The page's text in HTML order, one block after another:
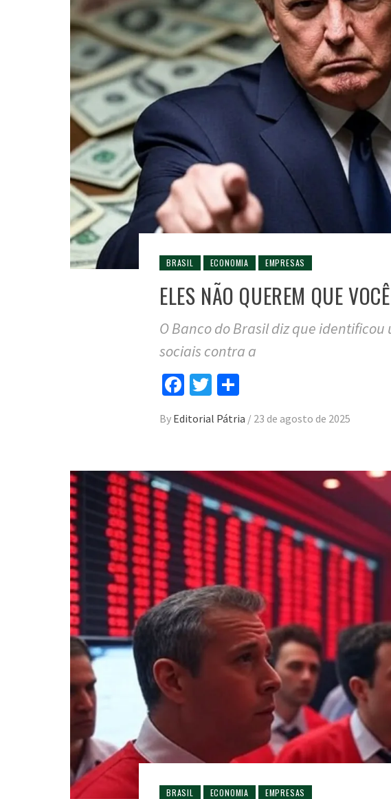
BRASIL ECONOMIA EMPRESAS
ELES NÃO QUEREM QUE
O Banco do Brasil diz que
sociais contra a
Facebook
Twitter
By Editorial Pátria / 23 de agosto de 2025
BRASIL ECONOMIA EMPRESAS